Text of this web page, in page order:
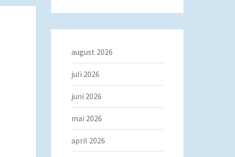
august 2026
juli 2026
juni 2026
mai 2026
april 2026